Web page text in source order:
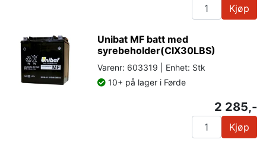
Kjøp
Unibat MF batt med
syrebeholder(CIX30LBS)
Varenr: 603319 | Enhet: Stk
10+ på lager i Førde
2 285,-
Kjøp